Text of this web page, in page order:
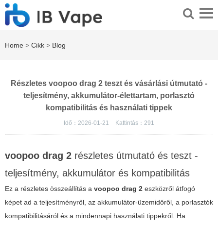
Home > Cikk > Blog
Részletes voopoo drag 2 teszt és vásárlási útmutató -
teljesítmény, akkumulátor-élettartam, porlasztó
kompatibilitás és használati tippek
Idő：2026-01-21 Kattintás： 291
voopoo drag 2 részletes útmutató és teszt -
teljesítmény, akkumulátor és kompatibilitás
Ez a részletes összeállítás a voopoo drag 2 eszközről átfogó
képet ad a teljesítményről, az akkumulátor-üzemidőről, a porlasztók
kompatibilitásáról és a mindennapi használati tippekről. Ha